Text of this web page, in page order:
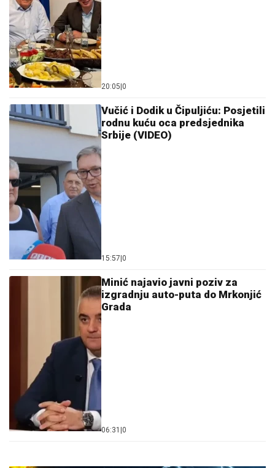
20:05 0
Vučić i Dodik u Čipuljiću: Posjetili
rodnu kuću oca predsjednika
Srbije (VIDEO)
15:57 0
Minić najavio javni poziv za
izgradnju auto-puta do Mrkonjić
Grada
06:31 0